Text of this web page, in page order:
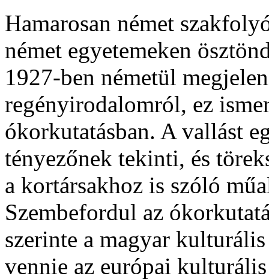
Hamarosan német
német egyetemeken
1927-ben németül
regényirodalomról, ez
ókorkutatásban. A vallást
tényezőnek tekinti, és
a kortársakhoz is szóló
Szembefordul az
szerinte a magyar
vennie az európai